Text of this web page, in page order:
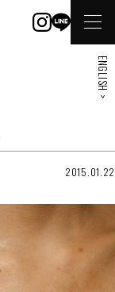
2015.01.22
ENGLISH >